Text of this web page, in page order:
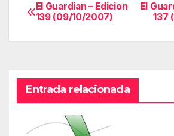
Navegación
de
El
137
El Guardian – Edicion
139 (09/10/2007)
Entrada relacionada